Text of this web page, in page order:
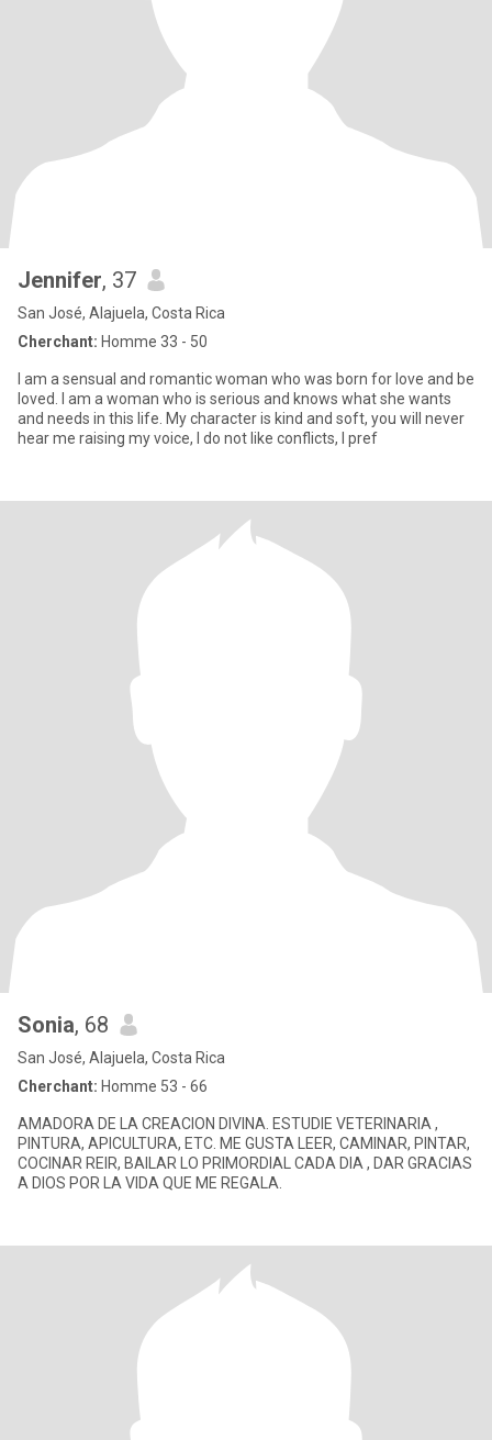
Jennifer, 37
San José, Alajuela, Costa Rica
Cherchant: Homme 33 - 50
I am a sensual and romantic woman who was born for love and be
loved. I am a woman who is serious and knows what she wants
and needs in this life. My character is kind and soft, you will never
hear me raising my voice, I do not like conflicts, I pref
Sonia, 68
San José, Alajuela, Costa Rica
Cherchant: Homme 53 - 66
AMADORA DE LA CREACION DIVINA. ESTUDIE VETERINARIA ,
PINTURA, APICULTURA, ETC. ME GUSTA LEER, CAMINAR, PINTAR,
COCINAR REIR, BAILAR LO PRIMORDIAL CADA DIA , DAR GRACIAS
A DIOS POR LA VIDA QUE ME REGALA.